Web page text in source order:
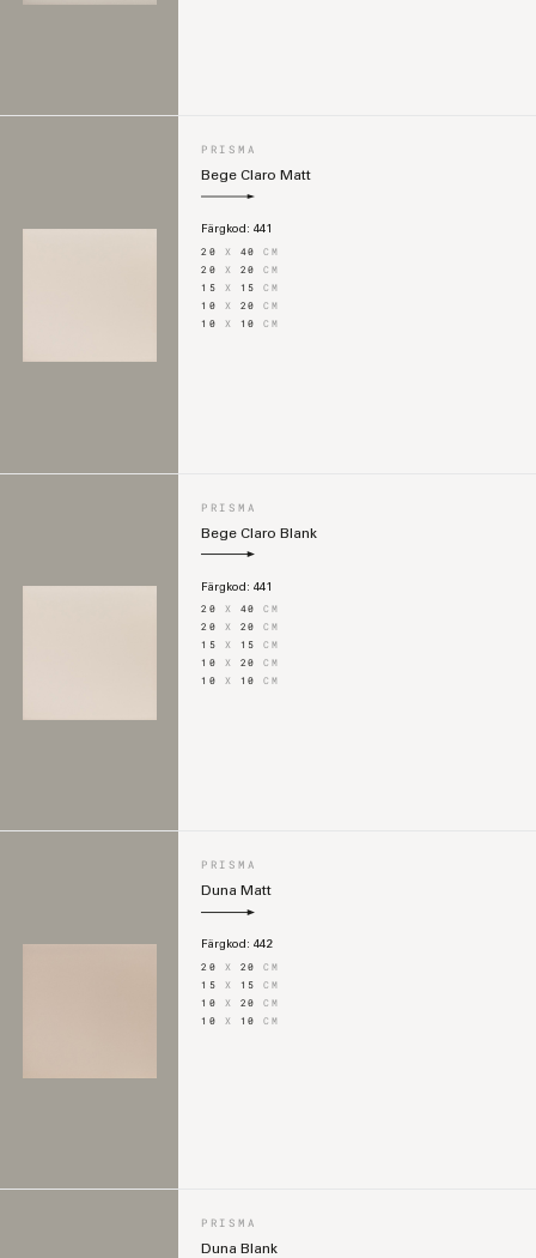
PRISMA
Bege Claro Matt
Färgkod: 441
20 X 40CM
20 X 20CM
15 X 15CM
10 X 20CM
10 X 10CM
PRISMA
Bege Claro Blank
Färgkod: 441
20 X 40CM
20 X 20CM
15 X 15CM
10 X 20CM
10 X 10CM
PRISMA
Duna Matt
Färgkod: 442
20 X 20CM
15 X 15CM
10 X 20CM
10 X 10CM
PRISMA
Duna Blank